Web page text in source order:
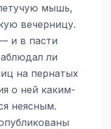
мышь,
вечерницу.
и в пасти
ли
на пернатых
о ней каким-
неясным.